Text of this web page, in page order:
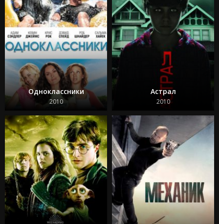
Одноклассники
2010
Астрал
2010